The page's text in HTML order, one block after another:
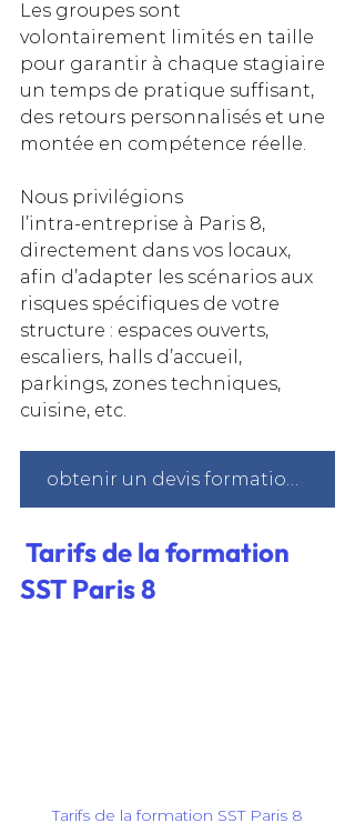
Les groupes sont
volontairement limités en taille
pour garantir à chaque stagiaire
un temps de pratique suffisant,
des retours personnalisés et une
montée en compétence réelle.
Nous privilégions
l’intra‑entreprise à Paris 8,
directement dans vos locaux,
afin d’adapter les scénarios aux
risques spécifiques de votre
structure : espaces ouverts,
escaliers, halls d’accueil,
parkings, zones techniques,
cuisine, etc.
Tarifs de la formation
SST Paris 8
Tarifs de la formation SST Paris 8